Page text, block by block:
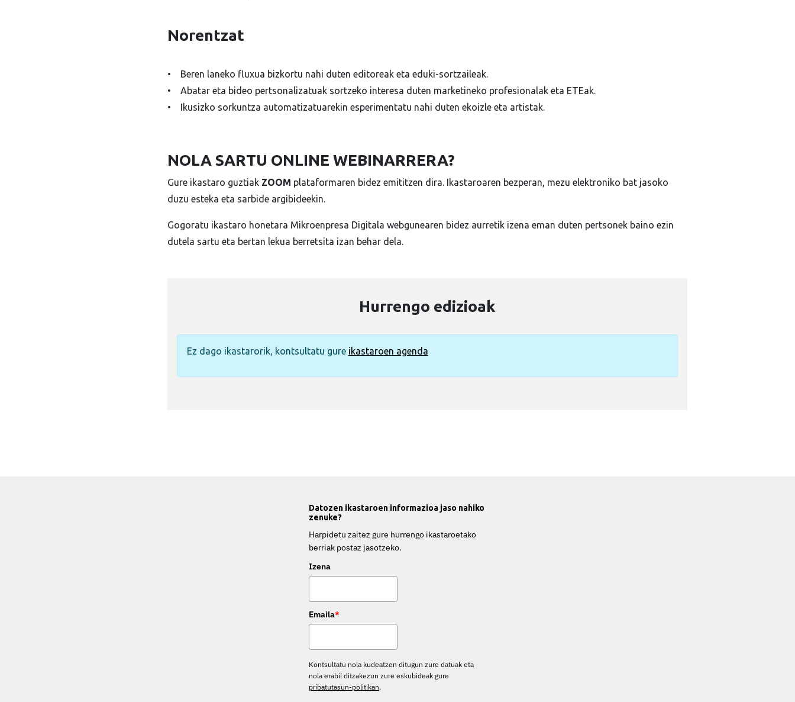
Norentzat
• Beren laneko fluxua bizkortu nahi duten editoreak eta eduki-sortzaileak.
• Abatar eta bideo pertsonalizatuak sortzeko interesa duten marketineko profesionalak eta ETEak.
• Ikusizko sorkuntza automatizatuarekin esperimentatu nahi duten ekoizle eta artistak.
NOLA SARTU ONLINE WEBINARRERA?
Gure ikastaro guztiak ZOOM plataformaren bidez emititzen dira. Ikastaroaren bezperan, mezu elektroniko bat jasoko
duzu esteka eta sarbide argibideekin.
Gogoratu ikastaro honetara Mikroenpresa Digitala webgunearen bidez aurretik izena eman duten pertsonek baino ezin
dutela sartu eta bertan lekua berretsita izan behar dela.
Hurrengo edizioak
Ez dago ikastarorik, kontsultatu gure ikastaroen agenda
Datozen ikastaroen informazioa jaso nahiko
zenuke?
Harpidetu zaitez gure hurrengo ikastaroetako
berriak postaz jasotzeko.
Izena
Emaila*
Kontsultatu nola kudeatzen ditugun zure datuak eta
nola erabil ditzakezun zure eskubideak gure
pribatutasun-politikan.